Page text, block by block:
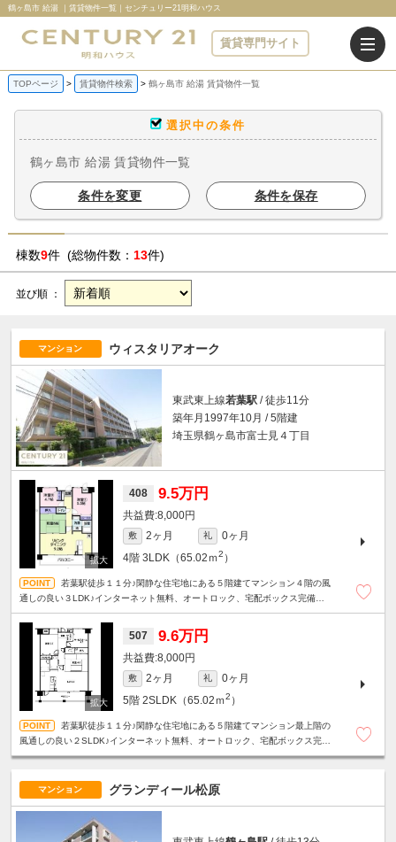
鶴ヶ島市 給湯 ｜賃貸物件一覧｜センチュリー21明和ハウス
賃貸専門サイト
TOPページ 賃貸物件検索 鶴ヶ島市 給湯 賃貸物件一覧
選択中の条件
鶴ヶ島市 給湯 賃貸物件一覧
条件を変更 条件を保存
棟数9件 (総物件数： 13件)
並び順 ：
マンション ウィスタリアオーク
東武東上線若葉駅 / 徒歩11分
築年月1997年10月 / 5階建
埼玉県鶴ヶ島市富士見４丁目
408 9.5万円
8,000円
敷 2ヶ月 礼
0ヶ月
4階 3LDK（65.02ｍ2 ）
若葉駅徒歩１１分♪閑静な住宅地にある５階建てマンション４階の風
通しの良い３LDK♪インターネット無料、オートロック、宅配ボックス完備で
507 9.6万円
8,000円
敷 2ヶ月 礼
0ヶ月
5階 2SLDK（65.02ｍ2 ）
若葉駅徒歩１１分♪閑静な住宅地にある５階建てマンション最上階の
風通しの良い２SLDK♪インターネット無料、オートロック、宅配ボックス完備
マンション グランディール松原